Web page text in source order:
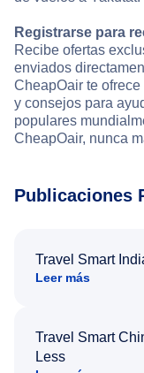
Registrarse para
Recibe ofertas
enviados
CheapOair te
y consejos para
populares
CheapOair, nunca
Publicaciones
Travel Smart
Leer más
Travel Smart
Less